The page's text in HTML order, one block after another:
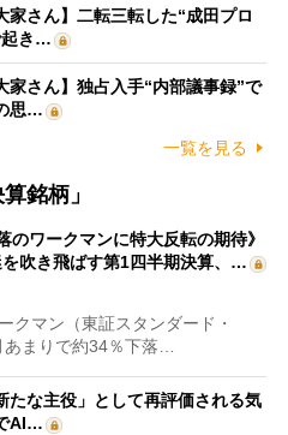
家さん】二転三転した“成田プロ
起き…
家さん】独占入手“内部議事録”で
思…
一覧を見る
銘柄」
のワークマンに特大反転の期待》
吹き飛ばす第1四半期決算、…
マン（東証スタンダード・
まりで約34％下落…
たな主役」として再評価される気
AI…